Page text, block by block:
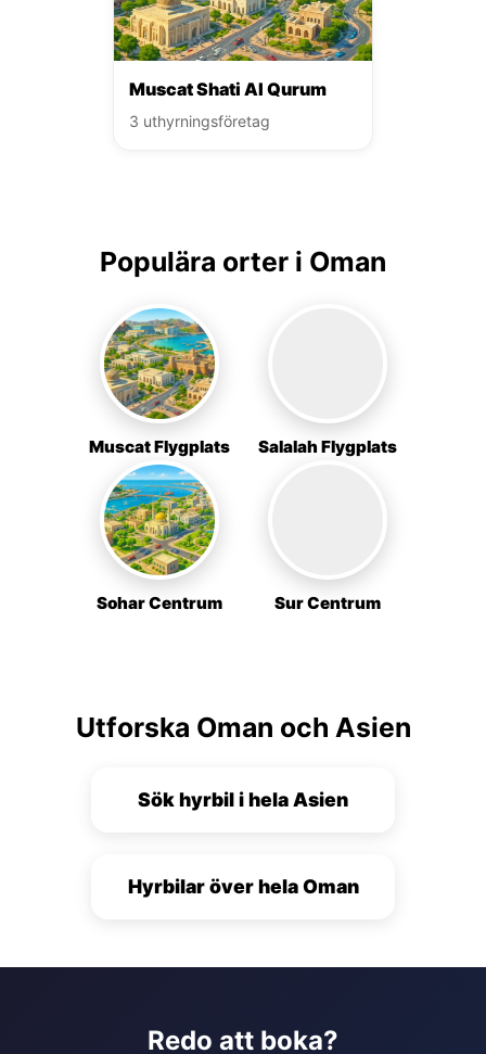
Muscat Shati Al Qurum
3 uthyrningsföretag
Populära orter i Oman
Muscat Flygplats Salalah Flygplats
Sohar Centrum Sur Centrum
Utforska Oman och Asien
Sök hyrbil i hela Asien
Hyrbilar över hela Oman
Redo att boka?